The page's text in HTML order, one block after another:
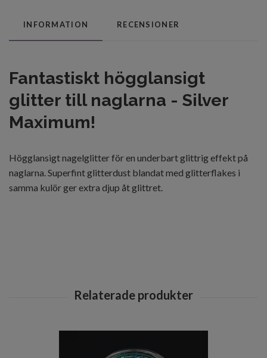
INFORMATION RECENSIONER
Fantastiskt högglansigt
glitter till naglarna - Silver
Maximum!
Högglansigt nagelglitter för en underbart glittrig effekt på
naglarna. Superfint glitterdust blandat med glitterflakes i
samma kulör ger extra djup åt glittret.